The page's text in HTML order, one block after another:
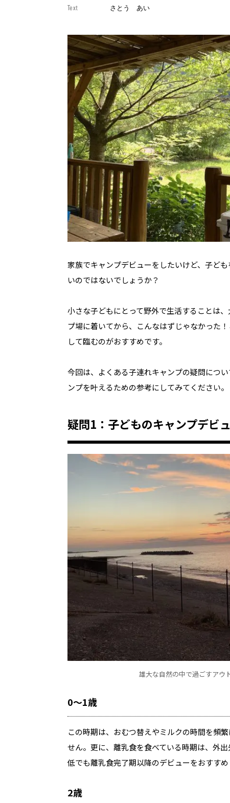
Text さとう あい
家族でキャンプデビューをしたいけど、子ど
いのではないでしょうか？
小さな子どもにとって野外で生活することは
プ場に着いてから、こんなはずじゃなかった
して臨むのがおすすめです。
今回は、よくある子連れキャンプの疑問につ
ンプを叶えるための参考にしてみてください。
疑問1：子どものキャンプデビ
雄大な自然の中で過ごすアウ
0〜1歳
この時期は、おむつ替えやミルクの時間を頻
せん。更に、離乳食を食べている時期は、外
低でも離乳食完了期以降のデビューをおすすめ
2歳